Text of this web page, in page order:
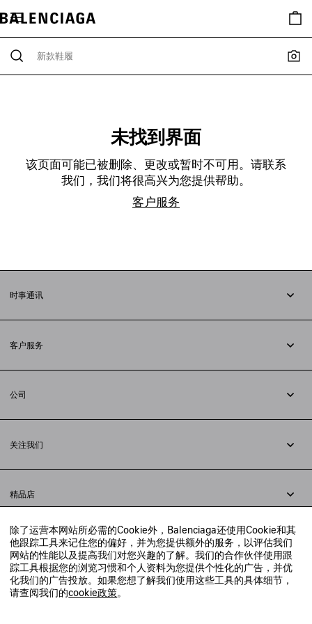
除了运营本网站所必需的Cookie外，Balenciaga还使用Cookie和其
他跟踪工具来记住您的偏好，并为您提供额外的服务，以评估我们
网站的性能以及提高我们对您兴趣的了解。我们的合作伙伴使用跟
踪工具根据您的浏览习惯和个人资料为您提供个性化的广告，并优
化我们的广告投放。如果您想了解我们使用这些工具的具体细节，
请查阅我们的cookie政策。
未找到界面
该页面可能已被删除、更改或暂时不可用。请联系
我们，我们将很高兴为您提供帮助。
客户服务
时事通讯
客户服务
配送方式
支付
常见问题解答
公司
法律问题
联合国世界粮食计划署
举报平台
关注我们
小红书
精品店
寻找附近的精品店
实时聊天客服
发送邮件
我们将在24小时内给予回复
联系我们：400-610-6018
© 2020 巴黎世家贸易（上海）有限公司